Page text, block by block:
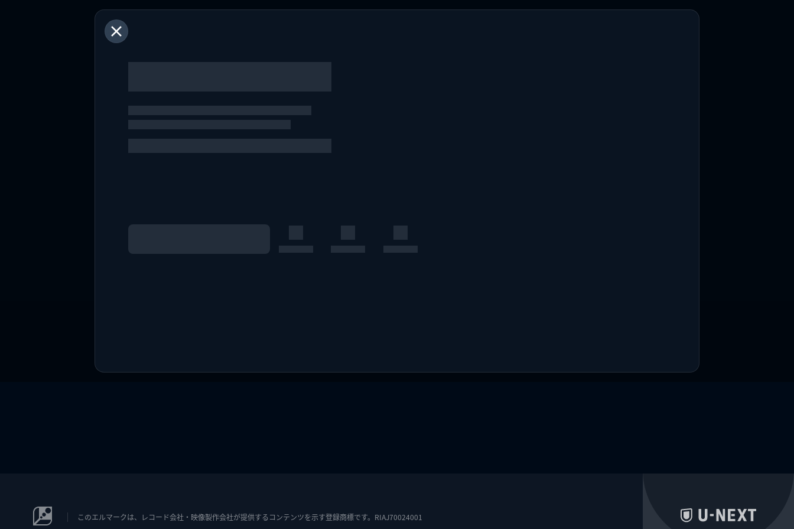
このエルマークは、レコード会社・映像製作会社が提供するコンテンツを示す登録商標です。RIAJ70024001